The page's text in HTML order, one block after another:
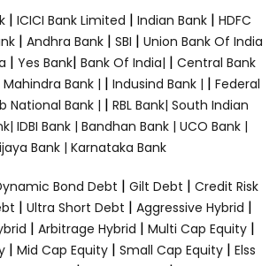
| ICICI Bank Limited | Indian Bank | HDFC
| Andhra Bank| SBI | Union Bank Of India
| Yes Bank| Bank Of India| | Central Bank
Bank | | Indusind Bank | | Federal
National Bank | | RBL Bank| South Indian
IDBI Bank | Bandhan Bank | UCO Bank |
Bank | Karnataka Bank
Bond Debt | Gilt Debt | Credit Risk
| Ultra Short Debt | Aggressive Hybrid |
| Arbitrage Hybrid | Multi Cap Equity |
| Mid Cap Equity | Small Cap Equity | Elss